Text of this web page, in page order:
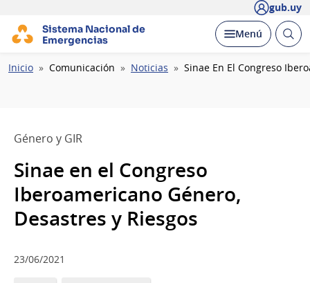
gub.uy
Sistema Nacional de
Emergencias
Desplegar
Menú Abrir
Ruta
Inicio Comunicación Noticias Sinae En El Congreso
Género y GIR
Sinae en el Congreso
Iberoamericano Género,
Desastres y Riesgos
23/06/2021